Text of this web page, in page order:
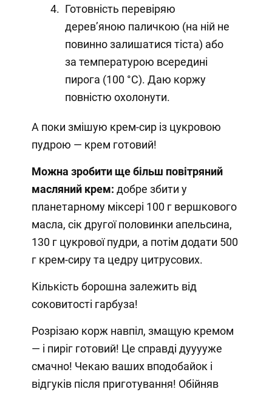
Готовність перевіряю
дерев’яною паличкою (на ній не
повинно залишатися тіста) або
за температурою всередині
пирога (100 °C). Даю коржу
повністю охолонути.
А поки змішую крем-сир із цукровою
пудрою — крем готовий!
Можна зробити ще більш повітряний
масляний крем: добре збити у
планетарному міксері 100 г вершкового
масла, сік другої половинки апельсина,
130 г цукрової пудри, а потім додати 500
г крем-сиру та цедру цитрусових.
Кількість борошна залежить від
соковитості гарбуза!
Розрізаю корж навпіл, змащую кремом
— і пиріг готовий! Це справді дууууже
смачно! Чекаю ваших вподобайок і
відгуків після приготування! Обійняв